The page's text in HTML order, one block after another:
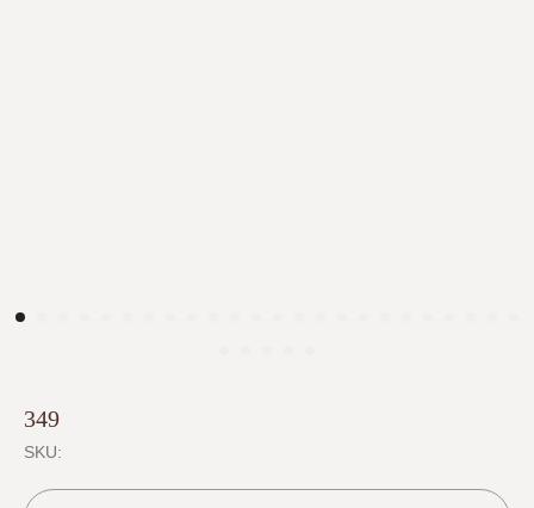
349
SKU: